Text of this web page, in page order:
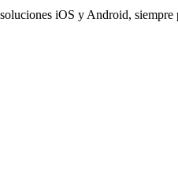
iOS y Android, siempre